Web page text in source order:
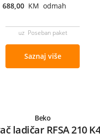
688,00 KM odmah
uz Poseban paket
Saznaj više
Beko
ladičar RFSA 210